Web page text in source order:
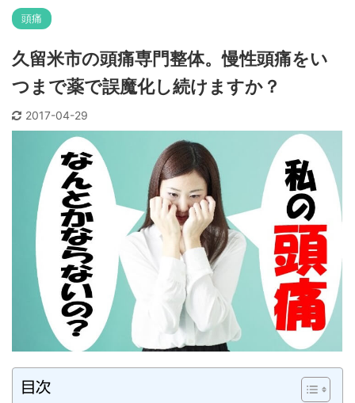
頭痛
久留米市の頭痛専門整体。慢性頭痛をい
つまで薬で誤魔化し続けますか？
2017-04-29
目次